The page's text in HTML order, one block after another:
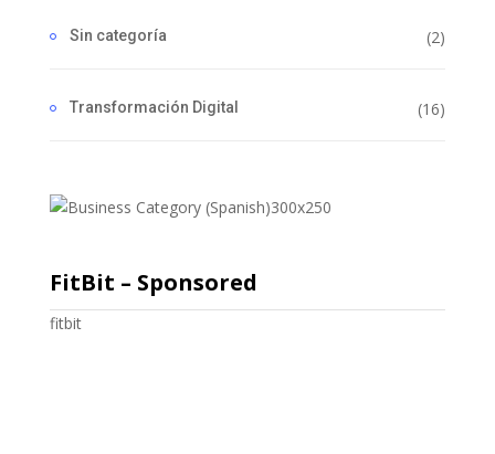
Sin categoría (2)
Transformación Digital (16)
FitBit – Sponsored
fitbit